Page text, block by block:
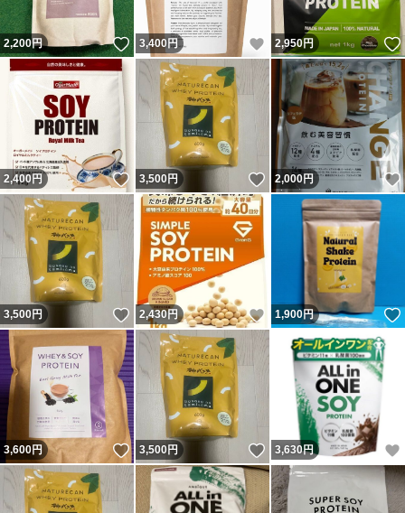
2,200円 いいね！
3,400 円 いいね！
2,950円
2,400 円 いいね！
3,500円 いいね！
2,000円
3,500円 いいね！
2,430円 いいね！
1,900円
3,600円 いいね！
3,500円 いいね！
3,630円